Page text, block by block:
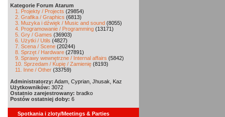
Kategorie Forum Atarum
1. Projekty / Projects (29854)
2. Grafika / Graphics (6813)
3. Muzyka i dźwięk / Music and sound (8055)
4. Programowanie / Programming (13171)
5. Gry / Games (36903)
6. Użytki / Utils (4827)
7. Scena / Scene (20244)
8. Sprzęt / Hardware (27891)
9. Sprawy wewnętrzne / Internal affairs (5842)
10. Sprzedam / Kupię / Zamienię (8193)
11. Inne / Other (33759)
Administratorzy: Adam, Cyprian, Jhusak, Kaz
Użytkowników: 3072
Ostatnio zarejestrowany: bradko
Postów ostatniej doby: 6
Spotkania i zloty/Meetings & Parties